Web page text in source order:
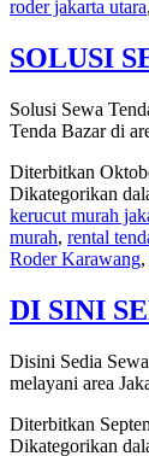
MEJA
KURSI
DI
roder jakarta utara,
SOLUSI
Solusi Sewa
Tenda Bazar di
Diterbitkan
Dikategorikan
kerucut murah
murah, rental
Roder Karawang,
DI SINI
Disini Sedia
melayani area
Diterbitkan
Dikategorikan